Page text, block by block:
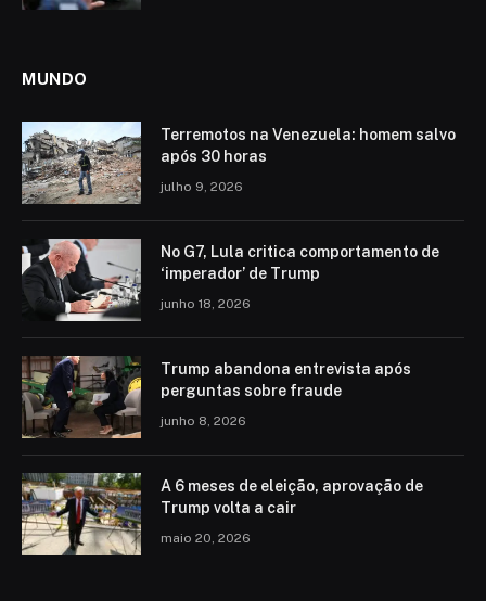
MUNDO
Terremotos na Venezuela: homem salvo
após 30 horas
julho 9, 2026
No G7, Lula critica comportamento de
‘imperador’ de Trump
junho 18, 2026
Trump abandona entrevista após
perguntas sobre fraude
junho 8, 2026
A 6 meses de eleição, aprovação de
Trump volta a cair
maio 20, 2026